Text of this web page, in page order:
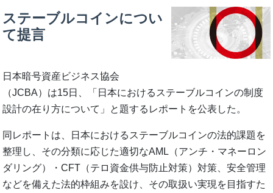
ステーブルコインについ
て提言
日本暗号資産ビジネス協会
（JCBA）は15日、「日本におけるステーブルコインの制度
設計の在り方について」と題するレポートを公表した。
同レポートは、日本におけるステーブルコインの法的課題を
整理し、その分類に応じた適切なAML（アンチ・マネーロン
ダリング）・CFT（テロ資金供与防止対策）対策、安全管理
などを備えた法的枠組みを設け、その取扱い実現を目指すた